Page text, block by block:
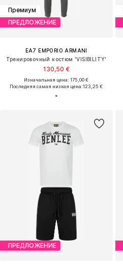
Премиум
ПРЕДЛОЖЕНИЕ
EA7 EMPORIO ARMANI
Тренировочный костюм 'VISIBILITY'
130,50 €
Изначальная цена: 175,00 €
Последняя самая низкая цена:123,25 €
ПРЕДЛОЖЕНИЕ